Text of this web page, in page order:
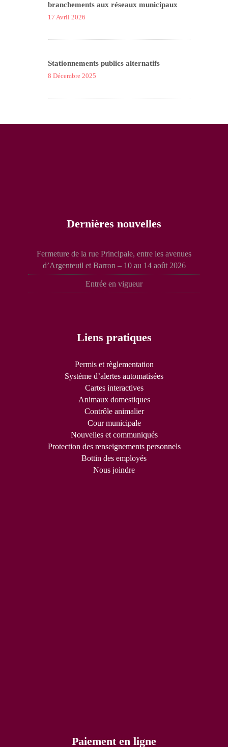
branchements aux réseaux municipaux
17 Avril 2026
Stationnements publics alternatifs
8 Décembre 2025
Dernières nouvelles
Fermeture de la rue Principale, entre les avenues
d’Argenteuil et Barron – 10 au 14 août 2026
Entrée en vigueur
Liens pratiques
Permis et règlementation
Système d’alertes automatisées
Cartes interactives
Animaux domestiques
Contrôle animalier
Cour municipale
Nouvelles et communiqués
Protection des renseignements personnels
Bottin des employés
Nous joindre
Paiement en ligne